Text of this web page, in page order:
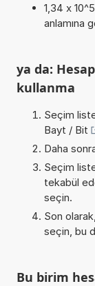
1,34 x
anlamına
ya da:
kullanma
Seçim
Bayt / Bit
Daha
Seçim
tekabül
seçin.
Son
seçin, bu
Bu birim